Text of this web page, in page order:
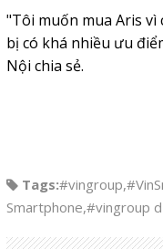
"Tôi muốn mua Aris
bị có khá nhiều ưu
Nội chia sẻ.
Tags:#vingroup,
Smartphone,#vingroup